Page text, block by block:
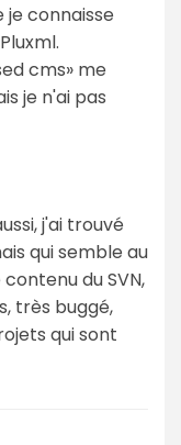
je connaisse
cms» me
je n'ai pas
j'ai trouvé
qui semble au
du SVN,
très buggé,
qui sont